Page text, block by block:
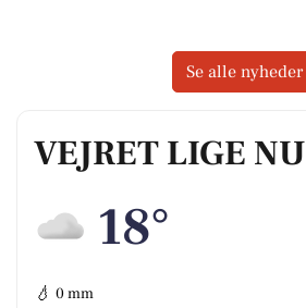
VEJRET LIGE NU
18°
💧 0 mm
Se alle nyheder